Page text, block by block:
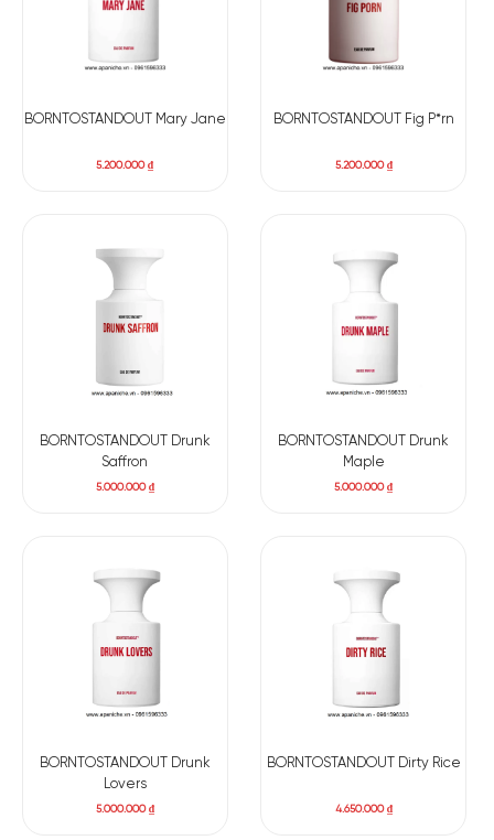
BORNTOSTANDOUT Mary Jane
5.200.000₫
BORNTOSTANDOUT Fig P*rn
5.200.000₫
BORNTOSTANDOUT Drunk
Saffron
5.000.000₫
BORNTOSTANDOUT Drunk
Maple
5.000.000₫
BORNTOSTANDOUT Drunk
Lovers
5.000.000₫
BORNTOSTANDOUT Dirty Rice
4.650.000₫